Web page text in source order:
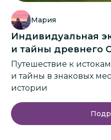
Мария
Индивидуальная
и тайны древнего
Путешествие к
и тайны в знаковых
истории